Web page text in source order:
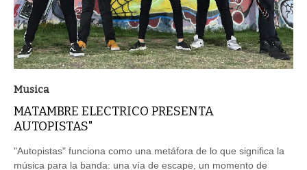
Musica
MATAMBRE ELECTRICO PRESENTA
AUTOPISTAS"
"Autopistas" funciona como una metáfora de lo que significa la
música para la banda: una vía de escape, un momento de